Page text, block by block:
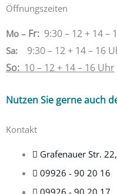
Öffnungszeiten
Mo – Fr: 9:30 – 12 + 14 –
Sa: 9:30 – 12 + 14 – 16
So: 10 – 12 + 14 – 16 Uhr
Nutzen Sie gerne auch
Kontakt
Grafenauer Str.
09926 - 90 20 16